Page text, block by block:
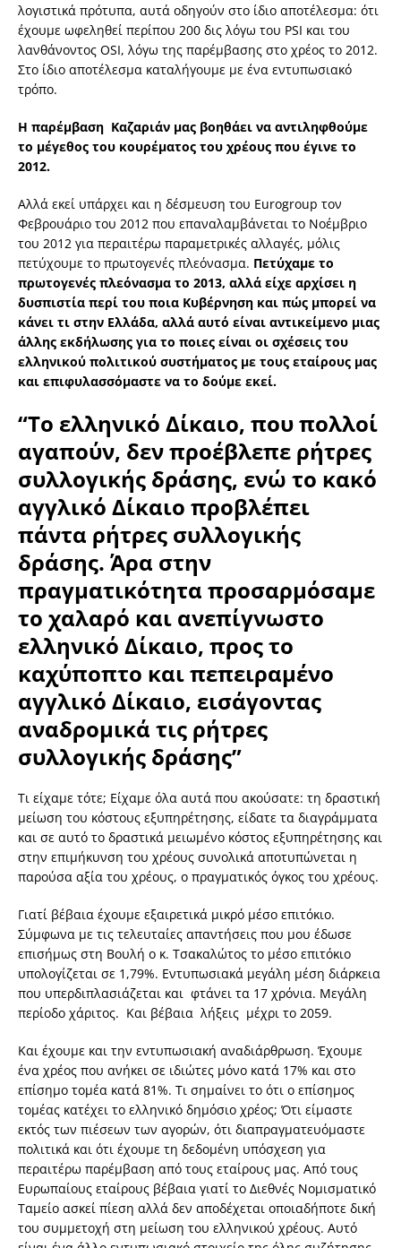
λογιστικά πρότυπα, αυτά οδηγούν στο ίδιο αποτέλεσμα: ότι
έχουμε ωφεληθεί περίπου 200 δις λόγω του PSI και του
λανθάνοντος OSI, λόγω της παρέμβασης στο χρέος το 2012.
Στο ίδιο αποτέλεσμα καταλήγουμε με ένα εντυπωσιακό
τρόπο.
Η παρέμβαση Καζαριάν μας βοηθάει να αντιληφθούμε
το μέγεθος του κουρέματος του χρέους που έγινε το
2012.
Αλλά εκεί υπάρχει και η δέσμευση του Eurogroup τον
Φεβρουάριο του 2012 που επαναλαμβάνεται το Νοέμβριο
του 2012 για περαιτέρω παραμετρικές αλλαγές, μόλις
πετύχουμε το πρωτογενές πλεόνασμα. Πετύχαμε το
πρωτογενές πλεόνασμα το 2013, αλλά είχε αρχίσει η
δυσπιστία περί του ποια Κυβέρνηση και πώς μπορεί να
κάνει τι στην Ελλάδα, αλλά αυτό είναι αντικείμενο μιας
άλλης εκδήλωσης για το ποιες είναι οι σχέσεις του
ελληνικού πολιτικού συστήματος με τους εταίρους μας
και επιφυλασσόμαστε να το δούμε εκεί.
“Το ελληνικό Δίκαιο, που πολλοί
αγαπούν, δεν προέβλεπε ρήτρες
συλλογικής δράσης, ενώ το κακό
αγγλικό Δίκαιο προβλέπει
πάντα ρήτρες συλλογικής
δράσης. Άρα στην
πραγματικότητα προσαρμόσαμε
το χαλαρό και ανεπίγνωστο
ελληνικό Δίκαιο, προς το
καχύποπτο και πεπειραμένο
αγγλικό Δίκαιο, εισάγοντας
αναδρομικά τις ρήτρες
συλλογικής δράσης”
Τι είχαμε τότε; Είχαμε όλα αυτά που ακούσατε: τη δραστική
μείωση του κόστους εξυπηρέτησης, είδατε τα διαγράμματα
και σε αυτό το δραστικά μειωμένο κόστος εξυπηρέτησης και
στην επιμήκυνση του χρέους συνολικά αποτυπώνεται η
παρούσα αξία του χρέους, ο πραγματικός όγκος του χρέους.
Γιατί βέβαια έχουμε εξαιρετικά μικρό μέσο επιτόκιο.
Σύμφωνα με τις τελευταίες απαντήσεις που μου έδωσε
επισήμως στη Βουλή ο κ. Τσακαλώτος το μέσο επιτόκιο
υπολογίζεται σε 1,79%. Εντυπωσιακά μεγάλη μέση διάρκεια
που υπερδιπλασιάζεται και φτάνει τα 17 χρόνια. Μεγάλη
περίοδο χάριτος. Και βέβαια λήξεις μέχρι το 2059.
Και έχουμε και την εντυπωσιακή αναδιάρθρωση. Έχουμε
ένα χρέος που ανήκει σε ιδιώτες μόνο κατά 17% και στο
επίσημο τομέα κατά 81%. Τι σημαίνει το ότι ο επίσημος
τομέας κατέχει το ελληνικό δημόσιο χρέος; Ότι είμαστε
εκτός των πιέσεων των αγορών, ότι διαπραγματευόμαστε
πολιτικά και ότι έχουμε τη δεδομένη υπόσχεση για
περαιτέρω παρέμβαση από τους εταίρους μας. Από τους
Ευρωπαίους εταίρους βέβαια γιατί το Διεθνές Νομισματικό
Ταμείο ασκεί πίεση αλλά δεν αποδέχεται οποιαδήποτε δική
του συμμετοχή στη μείωση του ελληνικού χρέους. Αυτό